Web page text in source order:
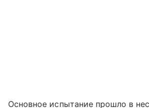
Основное испытание прошло в